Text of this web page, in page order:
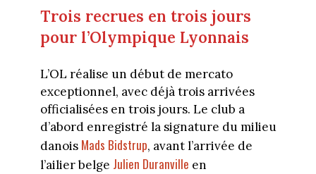
Trois recrues en trois jours
pour l’Olympique Lyonnais
L’OL réalise un début de mercato
exceptionnel, avec déjà trois arrivées
officialisées en trois jours. Le club a
d’abord enregistré la signature du milieu
danois Mads Bidstrup, avant l’arrivée de
l’ailier belge Julien Duranville en